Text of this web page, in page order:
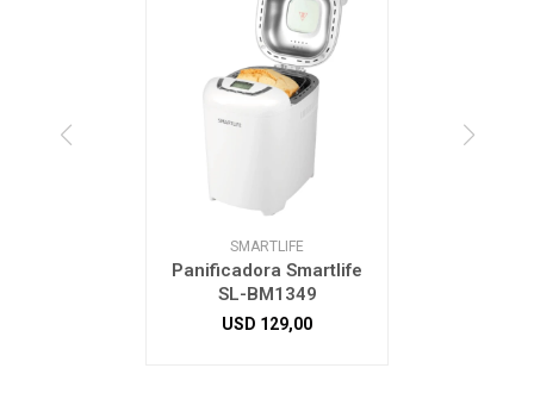
SMARTLIFE
Panificadora Smartlife
SL-BM1349
USD 129,00